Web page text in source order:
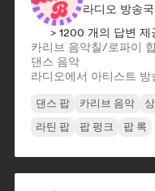
라디오 방송국
> 1200 개의 답변 제
카리브 음악칠/로파이
댄스 음악
라디오에서 아티스트 방
댄스 팝 카리브 음악
라틴 팝
팝 펑크 팝 록